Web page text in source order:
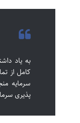
به یاد
کامل از
سرمایه
پذیری